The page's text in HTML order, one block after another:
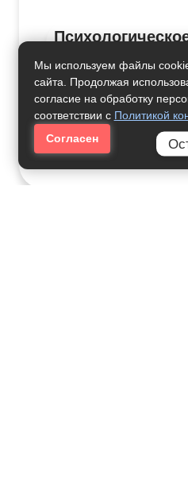
70000 рублей за семестр
Где Учиться
Мы используем файлы
сайта. Продолжая
согласие на обработку
соответствии с Политикой
Согласен